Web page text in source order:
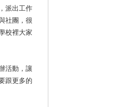
派出工作
社團，很
校裡大家
活動，讓
跟更多的